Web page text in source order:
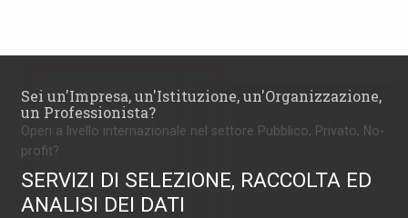
Sei un'Impresa, un'Istituzione, un'Organizzazione,
un Professionista?
Operi a livello internazionale nel settore Pubblico, Privato, No-
profit?
SERVIZI DI SELEZIONE, RACCOLTA ED
ANALISI DEI DATI